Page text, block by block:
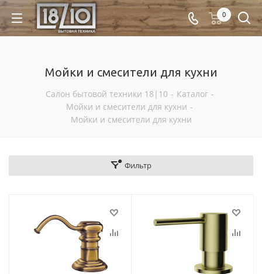
0
Мойки и смесители для кухни
Салон бытовой техники 18|10 - Каталог -
Мойки и смесители для кухни -
Мойки и смесители для кухни
Фильтр